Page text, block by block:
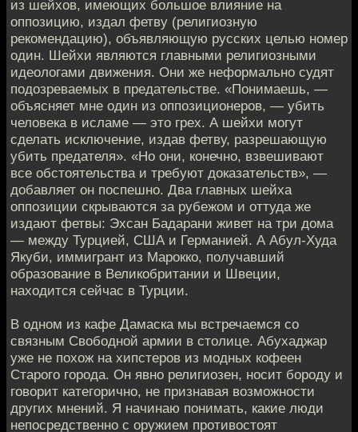
из шейхов, имеющих большое влияние на
оппозицию, издал фетву (религиозную
рекомендацию), объявляющую русских целью номер
один. Шейхи являются главными религиозными
идеологами движения. Они же неформально судят
подозреваемых в предательстве. «Понимаешь, —
объясняет мне один из оппозиционеров, — убить
человека в исламе — это грех. А шейхи могут
сделать исключение, издав фетву, разрешающую
убить предателя». «Но они, конечно, взвешивают
все обстоятельства и требуют доказательств», —
добавляет он поспешно. Два главных шейха
оппозиции скрываются за рубежом и оттуда же
издают фетвы: Эхсан Бадарани живет на три дома
— между Турцией, США и Германией. А Абул-Худа
Якуби, иммигрант из Марокко, получавший
образование в Великобритании и Швеции,
находится сейчас в Турции.
В одном из кафе Дамаска мы встречаемся со
связным Свободной армии в столице. Абухаджар
уже не похож на хипстеров из модных кофеен
Старого города. Он явно религиозен, носит бороду и
говорит категорично, не признавая возможности
других мнений. Я начинаю понимать, какие люди
непосредственно с оружием противостоят